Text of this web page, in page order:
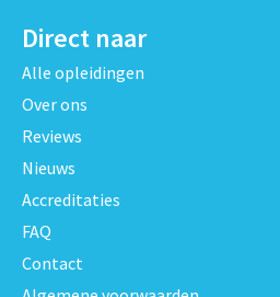
Direct naar
Alle opleidingen
Over ons
Reviews
Nieuws
Accreditaties
FAQ
Contact